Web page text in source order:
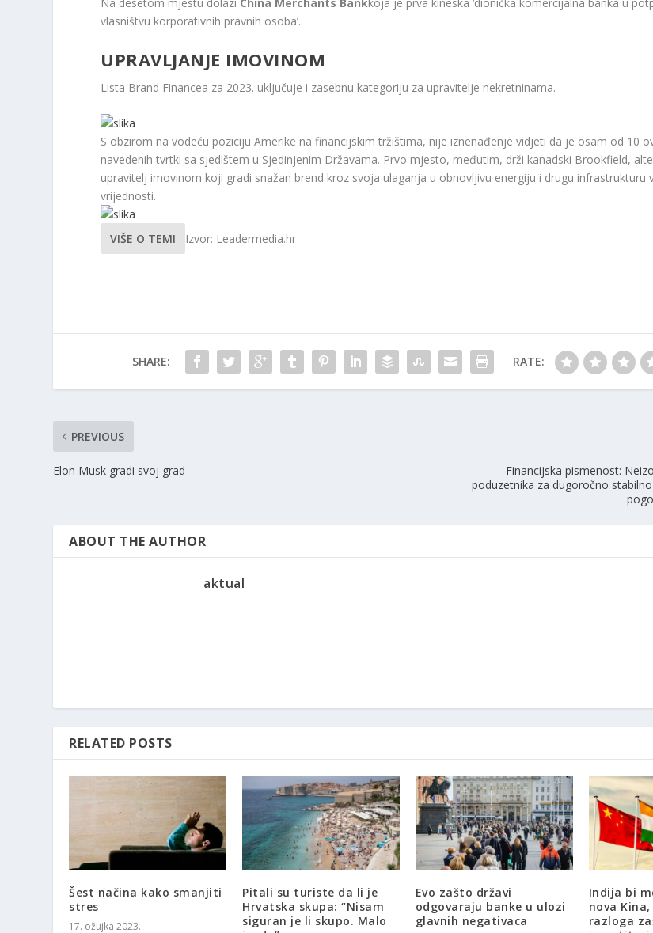
Na desetom mjestu dolazi China Merchants Bankkoja je prva kineska ‘dionička komercijalna banka u
vlasništvu korporativnih pravnih osoba’.
UPRAVLJANJE IMOVINOM
Lista Brand Financea za 2023. uključuje i zasebnu kategoriju za upravitelje nekretninama.
S obzirom na vodeću poziciju Amerike na financijskim tržištima, nije iznenađenje vidjeti da je osam od 10
navedenih tvrtki sa sjedištem u Sjedinjenim Državama. Prvo mjesto, međutim, drži kanadski Brookfield,
upravitelj imovinom koji gradi snažan brend kroz svoja ulaganja u obnovljivu energiju i drugu infrastrukturu
vrijednosti.
VIŠE O TEMI Izvor: Leadermedia.hr
SHARE: RATE:
PREVIOUS
Elon Musk gradi svoj grad
Financijska pismenost:
poduzetnika za dugoročno
ABOUT THE AUTHOR
aktual
RELATED POSTS
Šest načina kako smanjiti
stres
17. ožujka 2023.
Pitali su turiste da li je
Hrvatska skupa: “Nisam
siguran je li skupo. Malo
Evo zašto državi
odgovaraju banke u ulozi
glavnih negativaca
Indija bi
nova
razloga